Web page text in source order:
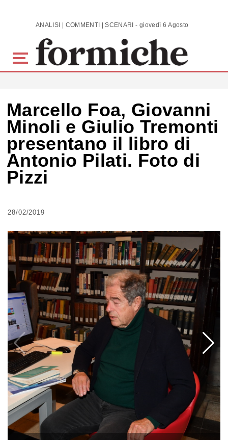
Skip to main content ANALISI | COMMENTI | SCENARI - giovedì 6 Agosto 2026
Marcello Foa, Giovanni
Minoli e Giulio Tremonti
presentano il libro di
Antonio Pilati. Foto di
Pizzi
28/02/2019